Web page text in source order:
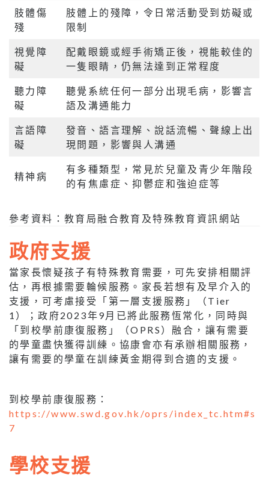
肢體傷
殘
肢體上的殘障，令日常活動受到妨礙或
限制
視覺障
礙
配戴眼鏡或經手術矯正後，視能較佳的
一隻眼睛，仍無法達到正常程度
聽力障
礙
聽覺系統任何一部分出現毛病，影響言
語及溝通能力
言語障
礙
發音、語言理解、說話流暢、聲線上出
現問題，影響與人溝通
精神病
有多種類型，常見於兒童及青少年階段
的有焦慮症、抑鬱症和強迫症等
參考資料：教育局融合教育及特殊教育資訊網站
政府支援
當家長懷疑孩子有特殊教育需要，可先安排相關評
估，再根據需要輪候服務。家長若想有及早介入的
支援，可考慮接受「第一層支援服務」（Tier
1）；政府2023年9月已將此服務恆常化，同時與
「到校學前康復服務」（OPRS）融合，讓有需要
的學童盡快獲得訓練。協康會亦有承辦相關服務，
讓有需要的學童在訓練黃金期得到合適的支援。
到校學前康復服務：
https://www.swd.gov.hk/oprs/index_tc.htm#s
7
學校支援